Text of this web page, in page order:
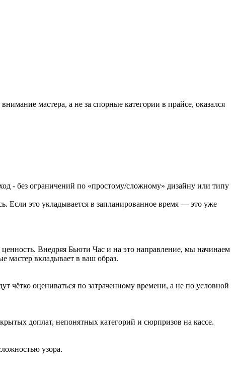
мастера, а не за спорные категории в прайсе, оказался
- без ограничений по «простому/сложному» дизайну или типу
Если это укладывается в запланированное время — это уже
Внедряя Бьюти Час и на это направление, мы начинаем
мастер вкладывает в ваш образ.
чётко оцениваться по затраченному времени, а не по условной
доплат, непонятных категорий и сюрпризов на кассе.
узора.